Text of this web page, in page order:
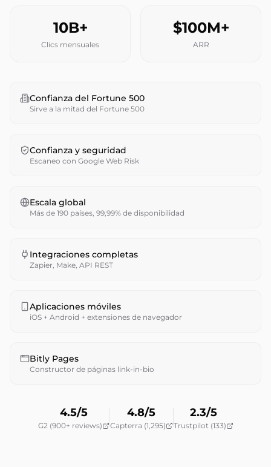
10B+
Clics mensuales
$100M+
ARR
Confianza del Fortune 500
Sirve a la mitad del Fortune 500
Confianza y seguridad
Escaneo con Google Web Risk
Escala global
Más de 190 países, 99,99% de disponibilidad
Integraciones completas
Zapier, Make, API REST
Aplicaciones móviles
iOS + Android + extensiones de navegador
Bitly Pages
Constructor de páginas link-in-bio
4.5/5
G2 (900+ reviews)
4.8/5
Capterra (1,295)
2.3/5
Trustpilot (133)